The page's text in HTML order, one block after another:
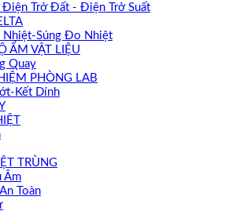
Điện Trở Đất - Điện Trở Suất
Nhiệt-Súng Đo Nhiệt
ẨM VẬT LIỆU
Quay
PHÒNG LAB
Kết Dính
TRÙNG
Âm
Toàn